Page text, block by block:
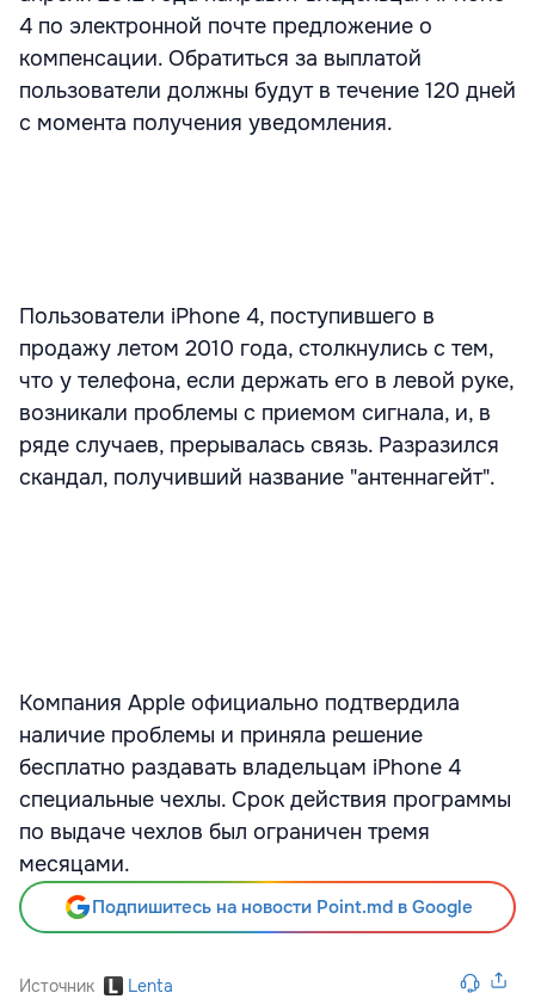
4 по электронной почте предложение о
компенсации. Обратиться за выплатой
пользователи должны будут в течение 120 дней
с момента получения уведомления.
Пользователи iPhone 4, поступившего в
продажу летом 2010 года, столкнулись с тем,
что у телефона, если держать его в левой руке,
возникали проблемы с приемом сигнала, и, в
ряде случаев, прерывалась связь. Разразился
скандал, получивший название "антеннагейт".
Компания Apple официально подтвердила
наличие проблемы и приняла решение
бесплатно раздавать владельцам iPhone 4
специальные чехлы. Срок действия программы
по выдаче чехлов был ограничен тремя
месяцами.
Подпишитесь на новости Point.md в Google
Источник Lenta